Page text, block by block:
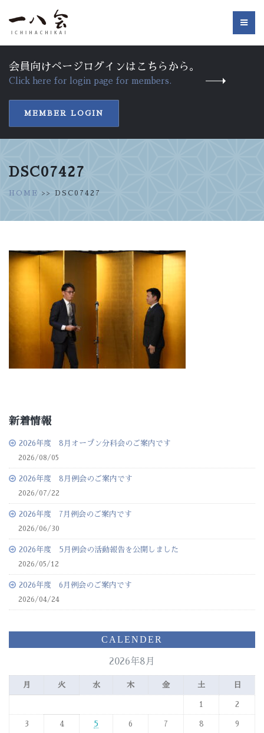
会員向けページログインはこちらから。
Click here for login page for members.
MEMBER LOGIN
DSC07427
HOME >> DSC07427
新着情報
2026年度 8月オープン分科会のご案内です
2026/08/05
2026年度 8月例会のご案内です
2026/07/22
2026年度 7月例会のご案内です
2026/06/30
2026年度 5月例会の活動報告を公開しました
2026/05/12
2026年度 6月例会のご案内です
2026/04/24
CALENDER
2026年8月
月 火 水 木 金 土 日
1 2
3 4 5 6 7 8 9